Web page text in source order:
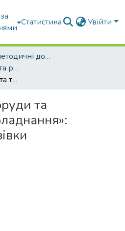
Статистика Увійти
Навчально-методичні документи
Методичні вказівки та рекомендації
«Спортивні споруди та тренажерне обладнання»: методичні вказівки
та